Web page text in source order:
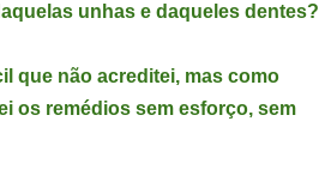
unhas e daqueles dentes?
que não acreditei, mas como
os remédios sem esforço, sem